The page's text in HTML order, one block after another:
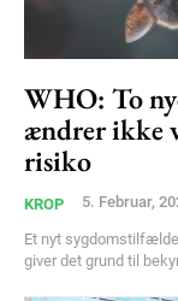
WHO: To
ændrer ikke
risiko
KROP 5. Februar,
Et nyt
giver det grund til